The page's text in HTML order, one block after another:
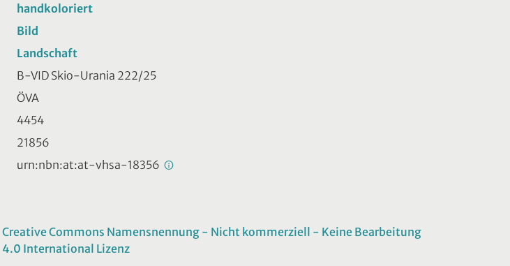
handkoloriert
Bild
Landschaft
B-VID Skio-Urania 222/25
ÖVA
4454
21856
urn:nbn:at:at-vhsa-18356
Creative Commons Namensnennung - Nicht kommerziell - Keine Bearbeitung
4.0 International Lizenz